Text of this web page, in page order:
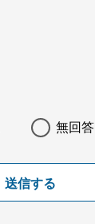
無回答
送信する